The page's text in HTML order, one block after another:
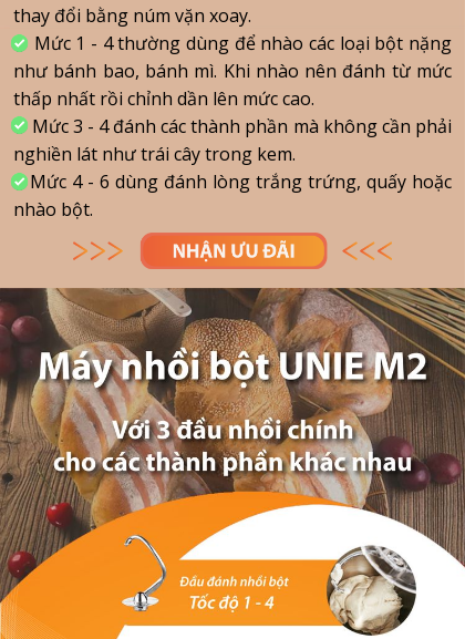
thay đổi bằng núm vặn xoay.
Mức 1 - 4 thường dùng để nhào các loại bột nặng
như bánh bao, bánh mì. Khi nhào nên đánh từ mức
thấp nhất rồi chỉnh dần lên mức cao.
Mức 3 - 4 đánh các thành phần mà không cần phải
nghiền lát như trái cây trong kem.
Mức 4 - 6 dùng đánh lòng trắng trứng, quấy hoặc
nhào bột.